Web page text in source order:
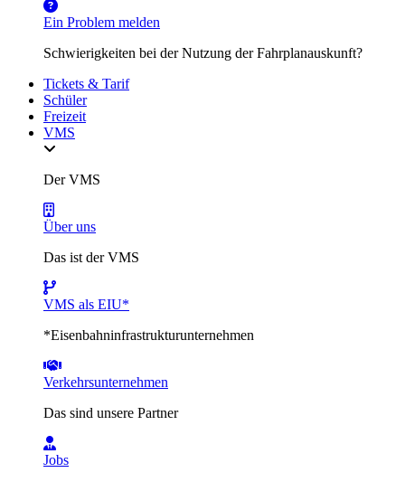
Ein Problem melden
Schwierigkeiten bei der Nutzung der Fahrplanauskunft?
Tickets & Tarif
Schüler
Freizeit
VMS
Der VMS
Über uns
Das ist der VMS
VMS als EIU*
*Eisenbahninfrastrukturunternehmen
Verkehrsunternehmen
Das sind unsere Partner
Jobs